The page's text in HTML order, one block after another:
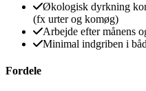
Økologisk dyrkning
(fx urter og komøg)
Arbejde efter månens
Minimal indgriben i
Fordele